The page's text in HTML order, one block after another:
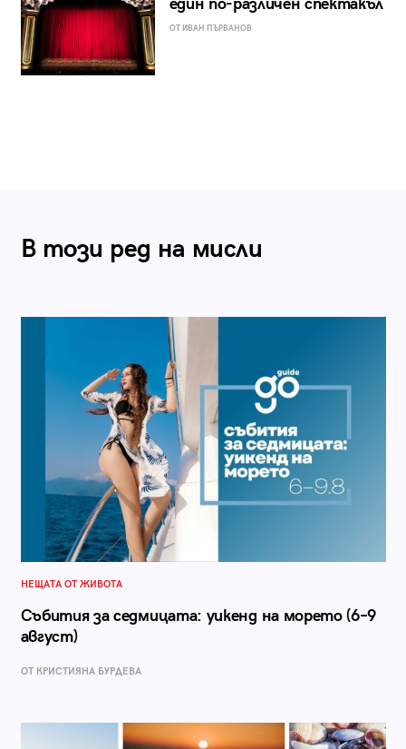
един по-различен спектакъл
ОТ ИВАН ПЪРВАНОВ
В този ред на мисли
НЕЩАТА ОТ ЖИВОТА
Събития за седмицата: уикенд на морето (6–9
август)
ОТ КРИСТИЯНА БУРДЕВА